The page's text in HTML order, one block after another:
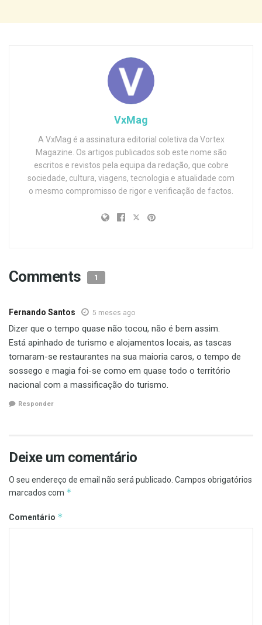
VxMag
A VxMag é a assinatura editorial coletiva da Vortex
Magazine. Os artigos publicados sob este nome são
escritos e revistos pela equipa da redação, que cobre
sociedade, cultura, viagens, tecnologia e atualidade com
o mesmo compromisso de rigor e verificação de factos.
Comments 1
Fernando Santos 5 meses ago
Dizer que o tempo quase não tocou, não é bem assim.
Está apinhado de turismo e alojamentos locais, as tascas
tornaram-se restaurantes na sua maioria caros, o tempo de
sossego e magia foi-se como em quase todo o território
nacional com a massificação do turismo.
Responder
Deixe um comentário
O seu endereço de email não será publicado. Campos obrigatórios
marcados com *
Comentário *